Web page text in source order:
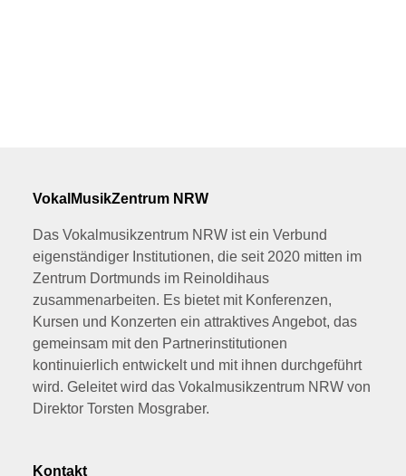
VokalMusikZentrum NRW
Das Vokalmusikzentrum NRW ist ein Verbund
eigenständiger Institutionen, die seit 2020 mitten im
Zentrum Dortmunds im Reinoldihaus
zusammenarbeiten. Es bietet mit Konferenzen,
Kursen und Konzerten ein attraktives Angebot, das
gemeinsam mit den Partnerinstitutionen
kontinuierlich entwickelt und mit ihnen durchgeführt
wird. Geleitet wird das Vokalmusikzentrum NRW von
Direktor Torsten Mosgraber.
Kontakt